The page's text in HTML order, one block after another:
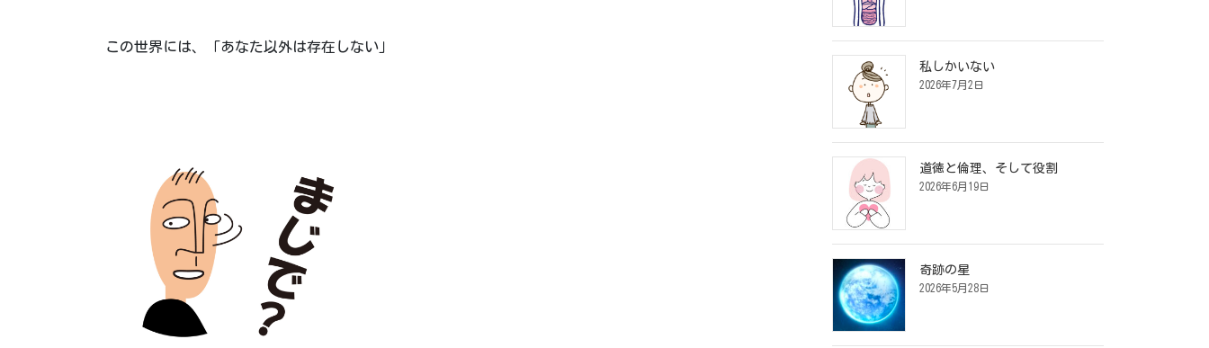
この世界には、「あなた以外は存在しない」
私しかいない
2026年7月2日
道徳と倫理、そして役割
2026年6月19日
奇跡の星
2026年5月28日